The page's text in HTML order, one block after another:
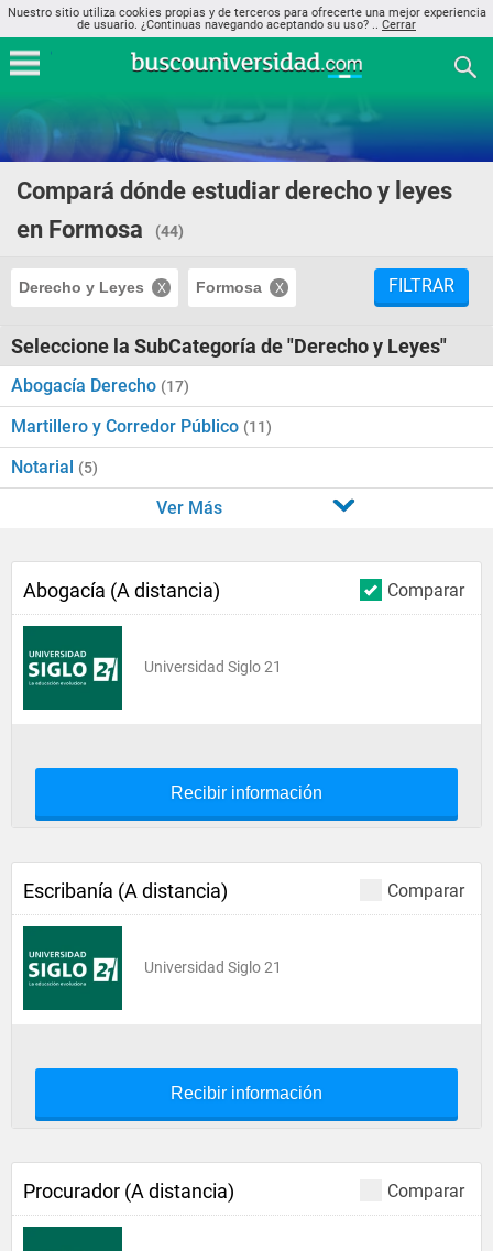
Nuestro sitio utiliza cookies propias y de terceros para ofrecerte una mejor experiencia
de usuario. ¿Continuas navegando aceptando su uso? .. Cerrar
Compará dónde estudiar derecho y leyes
en Formosa
(44)
Derecho y Leyes Formosa FILTRAR
Seleccione la SubCategoría de "Derecho y Leyes"
Abogacía Derecho (17)
Martillero y Corredor Público (11)
Notarial (5)
Ver Más
Comparar
Abogacía (A distancia)
Universidad Siglo 21
Recibir información
Comparar
Escribanía (A distancia)
Universidad Siglo 21
Recibir información
Comparar
Procurador (A distancia)